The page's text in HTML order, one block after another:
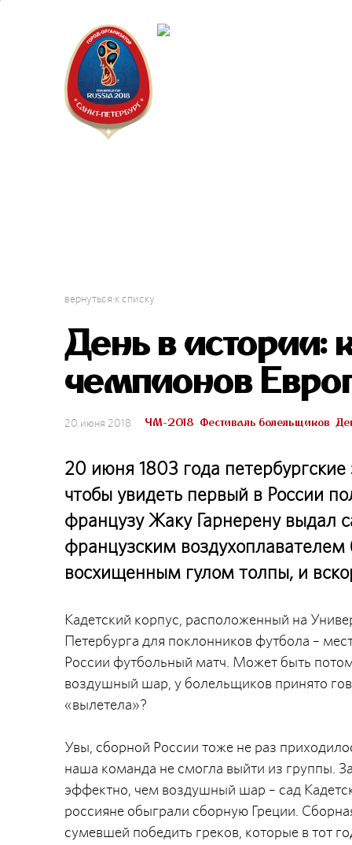
вернуться к списку
День в истории:
чемпионов
20 июня 2018 ЧМ-2018 Фестиваль болельщиков
20 июня 1803 года петербургские
чтобы увидеть первый в России
французу Жаку Гарнерену выдал
французским
восхищенным гулом толпы, и
Кадетский корпус, расположенный на
Петербурга для поклонников футбола –
России футбольный матч. Может быть
воздушный шар, у болельщиков принято
«вылетела»?
Увы, сборной России тоже не раз
наша команда не смогла выйти из группы.
эффектно, чем воздушный шар – сад
россияне обыграли сборную Греции.
сумевшей победить греков, которые в тот